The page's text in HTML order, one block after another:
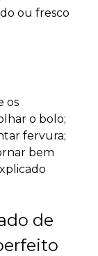
ou fresco
os
o bolo;
fervura;
bem
de